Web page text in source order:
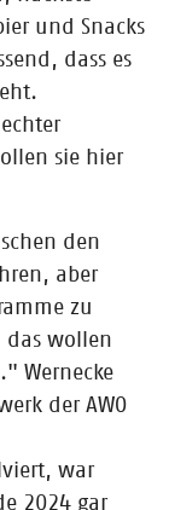
und Snacks
dass es
sie hier
den
aber
zu
das wollen
Wernecke
der AWO
war
2024 gar